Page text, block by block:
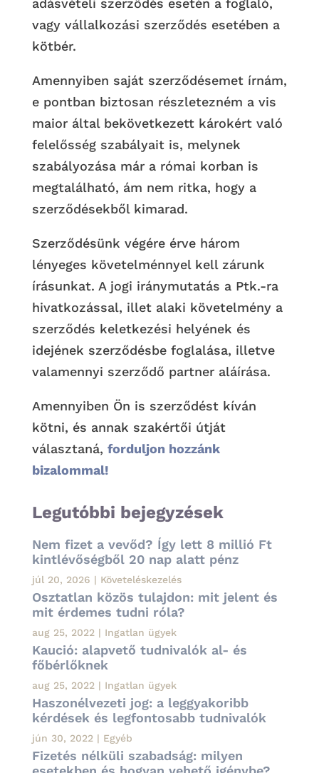
adásvételi szerződés esetén a foglaló,
vagy vállalkozási szerződés esetében a
kötbér.
Amennyiben saját szerződésemet írnám,
e pontban biztosan részletezném a vis
maior által bekövetkezett károkért való
felelősség szabályait is, melynek
szabályozása már a római korban is
megtalálható, ám nem ritka, hogy a
szerződésekből kimarad.
Szerződésünk végére érve három
lényeges követelménnyel kell zárunk
írásunkat. A jogi iránymutatás a Ptk.-ra
hivatkozással, illet alaki követelmény a
szerződés keletkezési helyének és
idejének szerződésbe foglalása, illetve
valamennyi szerződő partner aláírása.
Amennyiben Ön is szerződést kíván
kötni, és annak szakértői útját
választaná, forduljon hozzánk
bizalommal!
Legutóbbi bejegyzések
Nem fizet a vevőd? Így lett 8 millió Ft
kintlévőségből 20 nap alatt pénz
júl 20, 2026 | Követeléskezelés
Osztatlan közös tulajdon: mit jelent és
mit érdemes tudni róla?
aug 25, 2022 | Ingatlan ügyek
Kaució: alapvető tudnivalók al- és
főbérlőknek
aug 25, 2022 | Ingatlan ügyek
Haszonélvezeti jog: a leggyakoribb
kérdések és legfontosabb tudnivalók
jún 30, 2022 | Egyéb
Fizetés nélküli szabadság: milyen